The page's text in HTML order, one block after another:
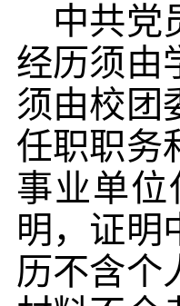
中共党
经历须由
须由校团
任职职务
事业单
明，证明
历不含个